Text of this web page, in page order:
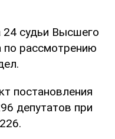
24 судьи Высшего
по рассмотрению
постановления
депутатов при